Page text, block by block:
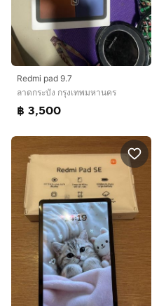
Redmi pad 9.7
ลาดกระบัง กรุงเทพมหานคร
฿ 3,500